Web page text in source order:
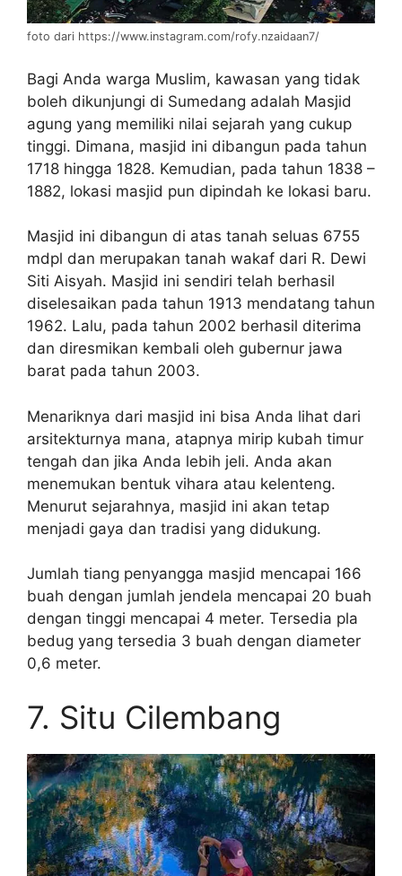
foto dari https://www.instagram.com/rofy.nzaidaan7/
Bagi Anda warga Muslim, kawasan yang tidak
boleh dikunjungi di Sumedang adalah Masjid
agung yang memiliki nilai sejarah yang cukup
tinggi. Dimana, masjid ini dibangun pada tahun
1718 hingga 1828. Kemudian, pada tahun 1838 –
1882, lokasi masjid pun dipindah ke lokasi baru.
Masjid ini dibangun di atas tanah seluas 6755
mdpl dan merupakan tanah wakaf dari R. Dewi
Siti Aisyah. Masjid ini sendiri telah berhasil
diselesaikan pada tahun 1913 mendatang tahun
1962. Lalu, pada tahun 2002 berhasil diterima
dan diresmikan kembali oleh gubernur jawa
barat pada tahun 2003.
Menariknya dari masjid ini bisa Anda lihat dari
arsitekturnya mana, atapnya mirip kubah timur
tengah dan jika Anda lebih jeli. Anda akan
menemukan bentuk vihara atau kelenteng.
Menurut sejarahnya, masjid ini akan tetap
menjadi gaya dan tradisi yang didukung.
Jumlah tiang penyangga masjid mencapai 166
buah dengan jumlah jendela mencapai 20 buah
dengan tinggi mencapai 4 meter. Tersedia pla
bedug yang tersedia 3 buah dengan diameter
0,6 meter.
7. Situ Cilembang